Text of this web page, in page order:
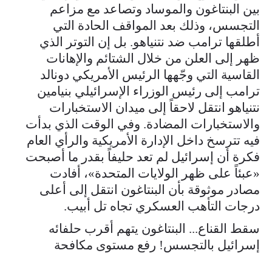
بين البنتاغون والموساد وتصاعد مع مزاعم
التجسس، وذلك بعد المواقف الحادة التي
أطلقها ترامب ضد نتنياهو. بل إن التوتر الذي
ظهر إلى العلن من خلال الشتائم والإهانات
القاسية التي وجّهها الرئيس الأمريكي دونالد
ترامب إلى رئيس الوزراء الإسرائيلي بنيامين
نتنياهو انتقل لاحقاً إلى ميدان الاستخبارات
والاستخبارات المضادة. وفي الوقت الذي بدأت
فيه تترسخ داخل الإدارة الأمريكية والرأي العام
فكرة أن إسرائيل لم تعد حليفاً بقدر ما أصبحت
«عبئاً على ظهر الولايات المتحدة»، أفادت
مصادر موثوقة بأن البنتاغون انتقل إلى أعلى
درجات التأهب العسكري تجاه تل أبيب.
سقط القناع... البنتاغون يتهم أقرب حلفائه
إسرائيل بالتجسس! رفع مستوى مكافحة